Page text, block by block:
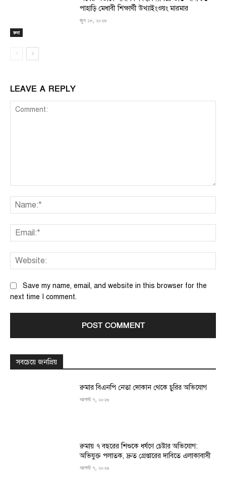
রুমা
পাহাড়ি মেধাবী শিক্ষার্থী উখ্যাইংওয়ং মারমার
জুন ১৮, ২০২৬
LEAVE A REPLY
Save my name, email, and website in this browser for the
next time I comment.
সবচেয়ে জনপ্রিয়
রুমার বিএনপি নেতা দোকান থেকে চুরির অভিযোগ
আগস্ট ৭, ২০২৬
রুমায় ৭ বছরের শিশুকে ধর্ষণে চেষ্টার অভিযোগ:
অভিযুক্ত পলাতক, দ্রুত গ্রেপ্তারের দাবিতে এলাকাবাসী
আগস্ট ৭, ২০২৬